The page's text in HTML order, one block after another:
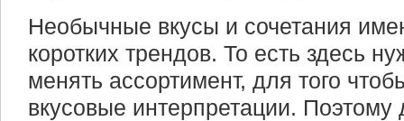
Необычные вкусы и сочетания
коротких трендов. То есть здесь
менять ассортимент, для того
вкусовые интерпретации. Поэтому